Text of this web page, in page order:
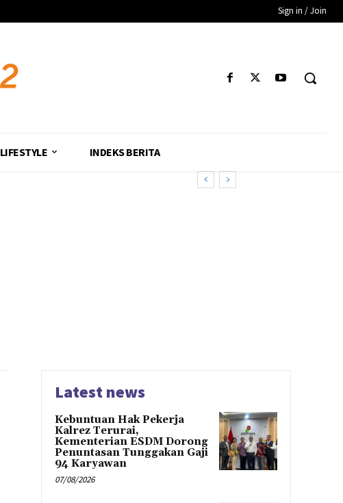
Sign in / Join
LIFESTYLE INDEKS BERITA
Latest news
Kebuntuan Hak Pekerja
Kalrez Terurai,
Kementerian ESDM Dorong
Penuntasan Tunggakan Gaji
94 Karyawan
07/08/2026